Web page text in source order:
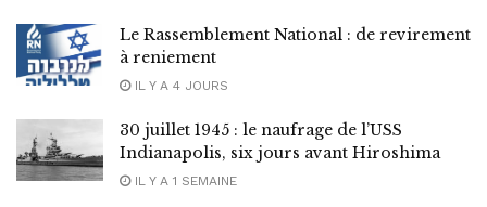
Le Rassemblement National : de revirement
à reniement
IL Y A 4 JOURS
30 juillet 1945 : le naufrage de l’USS
Indianapolis, six jours avant Hiroshima
IL Y A 1 SEMAINE